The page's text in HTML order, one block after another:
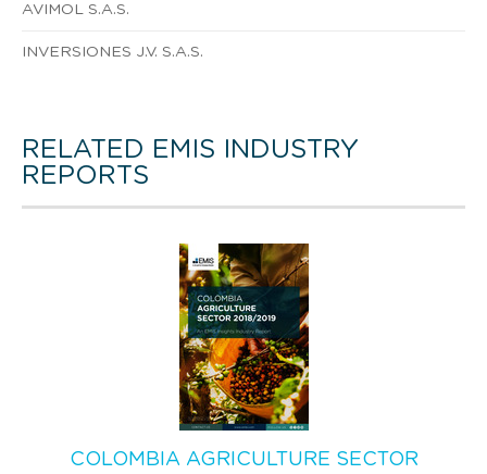
AVIMOL S.A.S.
INVERSIONES J.V. S.A.S.
RELATED EMIS INDUSTRY
REPORTS
COLOMBIA AGRICULTURE SECTOR